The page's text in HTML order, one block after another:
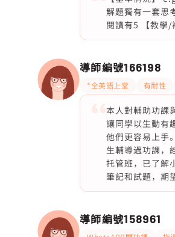
解題獨有一套思
閱讀有5 【教學
導師編號166198
*全英語上堂 有耐性
本人對輔助功課
讓同學以生動有
他們更容易上手
生輔導過功課，
托管班，已了解
筆記和試題，期
導師編號158961